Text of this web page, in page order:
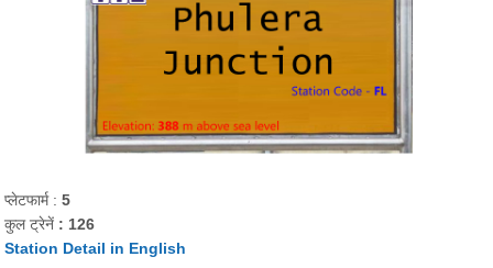
प्लेटफार्म :5
कुल ट्रेनें : 126
Station Detail in English